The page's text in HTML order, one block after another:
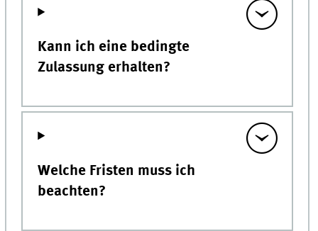
Kann ich eine bedingte
Zulassung erhalten?
Welche Fristen muss ich
beachten?